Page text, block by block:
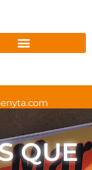
QUE